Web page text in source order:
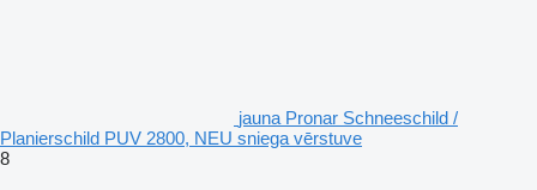
jauna Pronar Schneeschild /
Planierschild PUV 2800, NEU sniega vērstuve
8